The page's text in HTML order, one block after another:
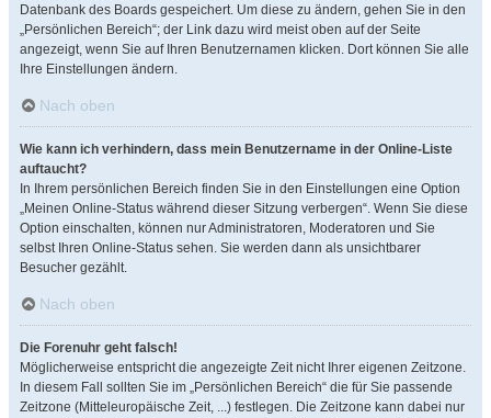
Datenbank des Boards gespeichert. Um diese zu ändern, gehen Sie in den
„Persönlichen Bereich“; der Link dazu wird meist oben auf der Seite
angezeigt, wenn Sie auf Ihren Benutzernamen klicken. Dort können Sie alle
Ihre Einstellungen ändern.
Nach oben
Wie kann ich verhindern, dass mein Benutzername in der Online-Liste
auftaucht?
In Ihrem persönlichen Bereich finden Sie in den Einstellungen eine Option
„Meinen Online-Status während dieser Sitzung verbergen“. Wenn Sie diese
Option einschalten, können nur Administratoren, Moderatoren und Sie
selbst Ihren Online-Status sehen. Sie werden dann als unsichtbarer
Besucher gezählt.
Nach oben
Die Forenuhr geht falsch!
Möglicherweise entspricht die angezeigte Zeit nicht Ihrer eigenen Zeitzone.
In diesem Fall sollten Sie im „Persönlichen Bereich“ die für Sie passende
Zeitzone (Mitteleuropäische Zeit, ...) festlegen. Die Zeitzone kann dabei nur